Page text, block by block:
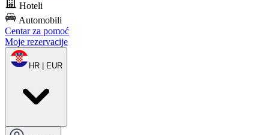
Hoteli
Automobili
Centar za pomoć
Moje rezervacije
HR | EUR